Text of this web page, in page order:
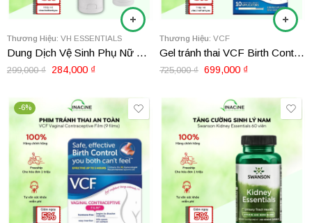
Thương Hiệu: VH ESSENTIALS
Dung Dịch Vệ Sinh Phụ Nữ VH Essentials Tea Tree Oil & Prebiotic Daily Feminine Wash 177ml
299,000₫ 284,000 ₫
Thương Hiệu: VCF
Gel tránh thai VCF Birth Control 10 ống
725,000₫ 699,000 ₫
-6%